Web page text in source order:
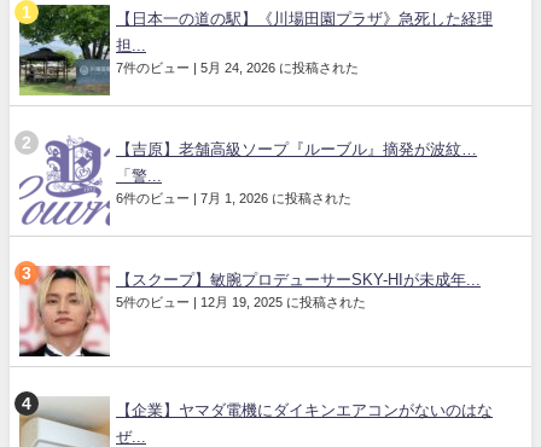
【日本一の道の駅】《川場田園プラザ》急死した経理
担...
7件のビュー | 5月 24, 2026 に投稿された
【吉原】老舗高級ソープ『ルーブル』摘発が波紋…
「警...
6件のビュー | 7月 1, 2026 に投稿された
【スクープ】敏腕プロデューサーSKY-HIが未成年...
5件のビュー | 12月 19, 2025 に投稿された
【企業】ヤマダ電機にダイキンエアコンがないのはな
ぜ...